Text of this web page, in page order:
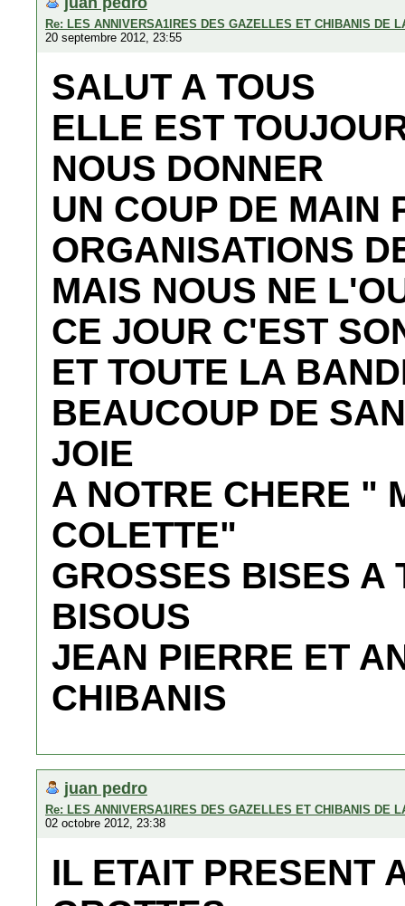
Re: LES ANNIVERSA1IRES DES GAZELLES ET CHIBANIS DE
20 septembre 2012, 23:55
SALUT A TOUS
ELLE EST
NOUS DONNER
UN COUP DE MAIN
ORGANISATIONS
MAIS NOUS NE
CE JOUR C'EST
ET TOUTE LA
BEAUCOUP DE
JOIE
A NOTRE CHERE "
COLETTE"
GROSSES BISES A
BISOUS
JEAN PIERRE ET
CHIBANIS
juan pedro
Re: LES ANNIVERSA1IRES DES GAZELLES ET CHIBANIS DE
02 octobre 2012, 23:38
IL ETAIT PRESENT